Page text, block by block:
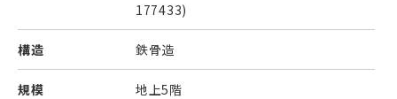
177433)
構造 鉄骨造
規模 地上5階